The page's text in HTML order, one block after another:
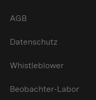
AGB
Datenschutz
Whistleblower
Beobachter-Labor